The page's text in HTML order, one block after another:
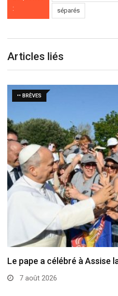
:
séparés
Articles liés
•• BRÈVES
Le programme de la visite
7 août 2026